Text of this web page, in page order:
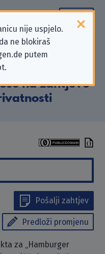
nije uspjelo.
ne blokiraš
putem
Bildung
na zahtjeve
Pošalji zahtjev
Predloži promjenu
za „Hamburger